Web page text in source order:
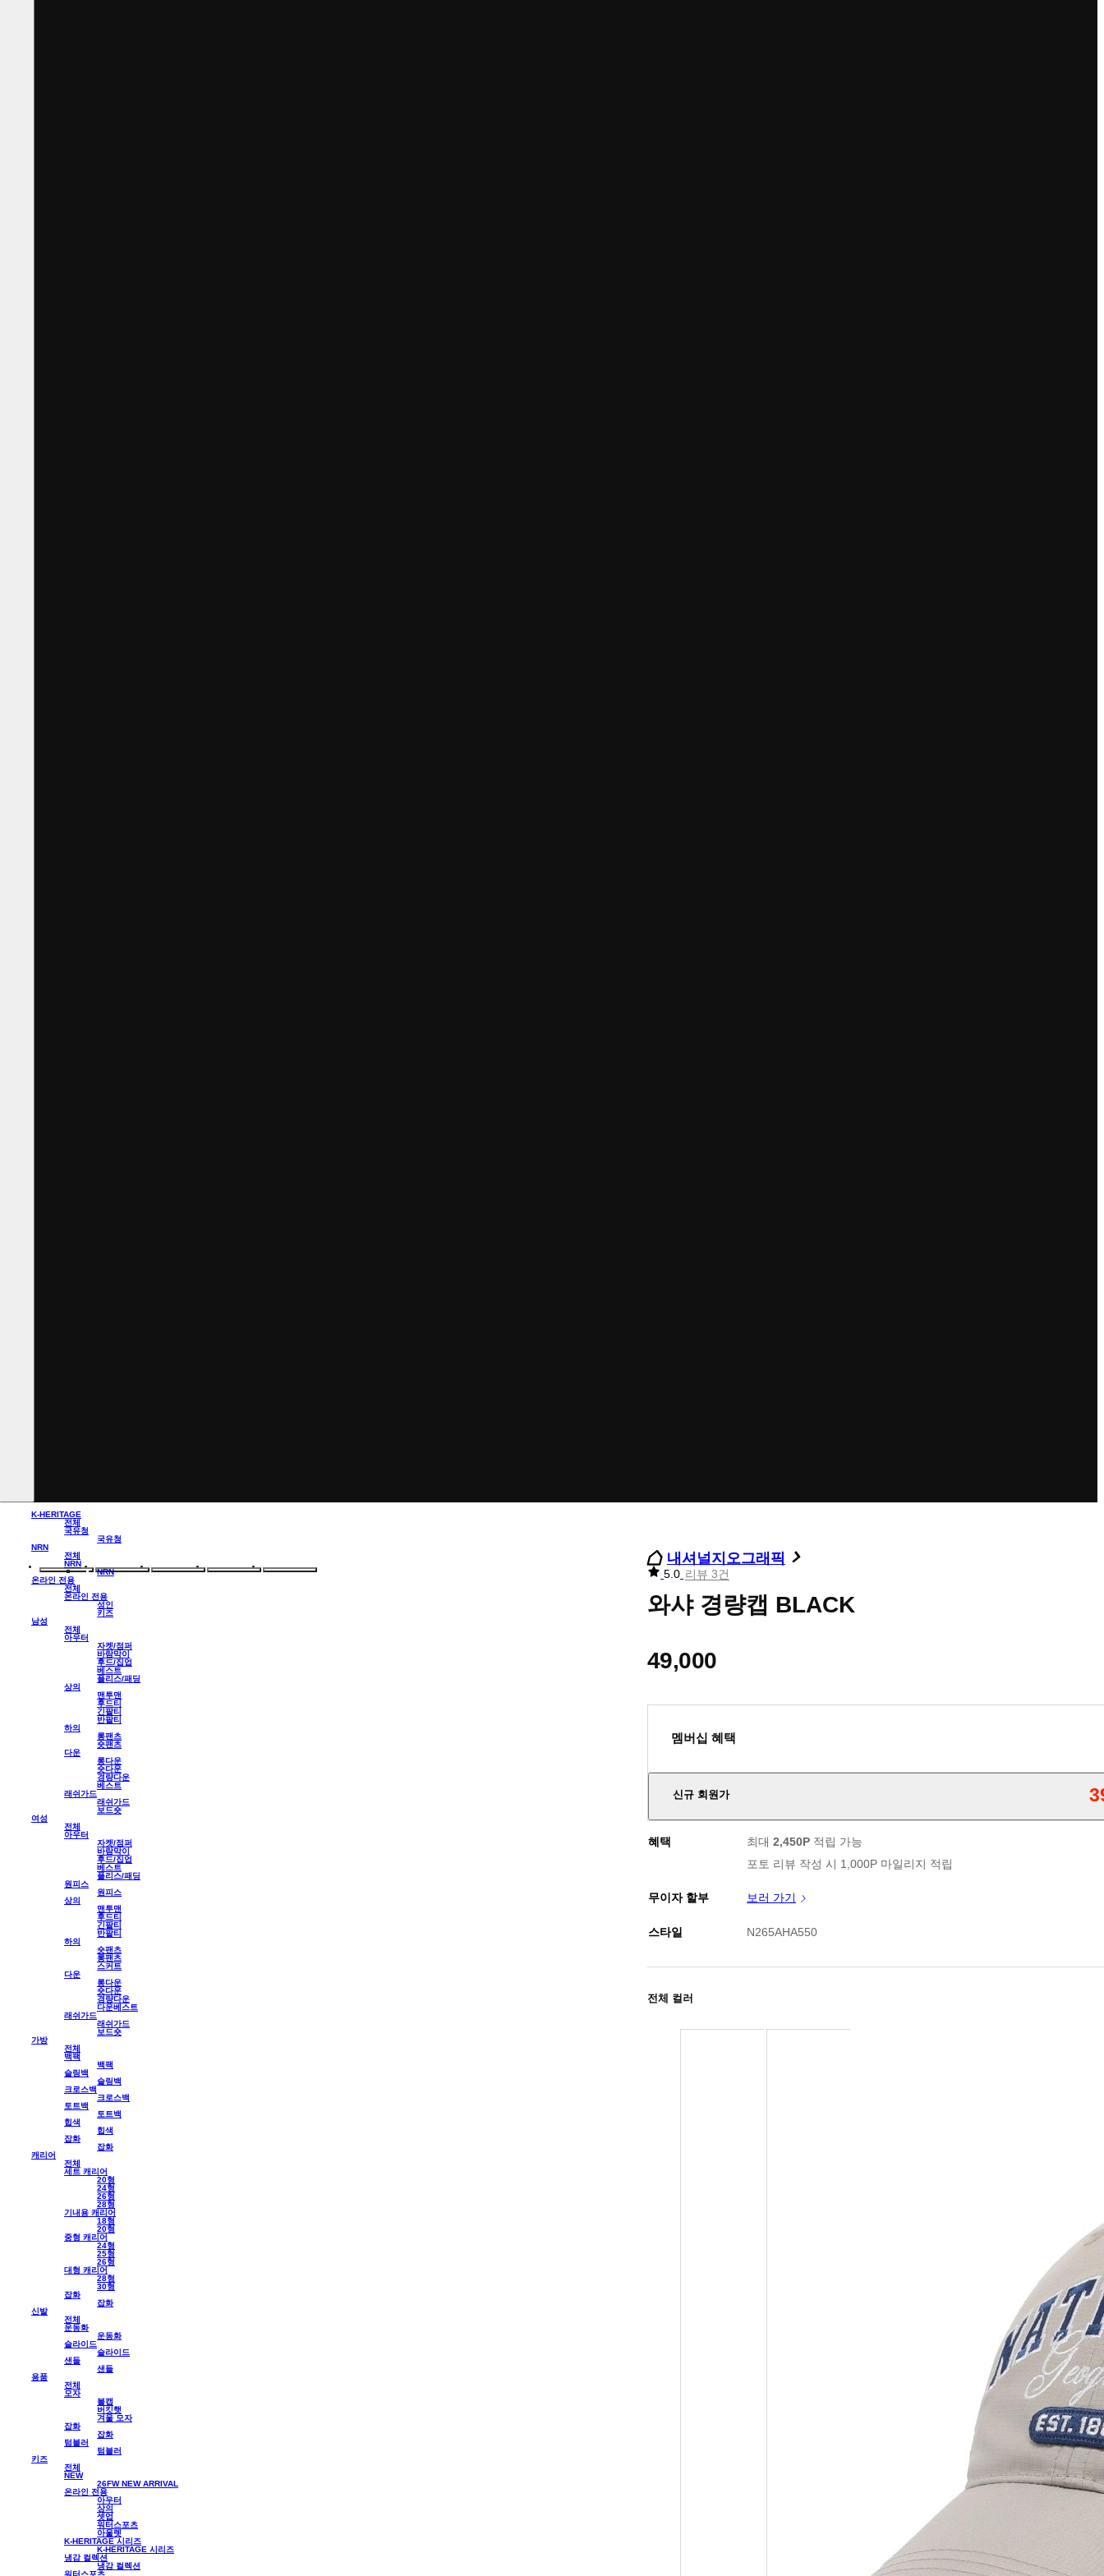
K-HERITAGE
전체
국유청
국유청
NRN
전체
NRN
NRN
온라인 전용
전체
온라인 전용
성인
키즈
남성
전체
아우터
자켓/점퍼
바람막이
후드/집업
베스트
플리스/패딩
상의
맨투맨
후드티
긴팔티
반팔티
하의
롱팬츠
숏팬츠
다운
롱다운
숏다운
경량다운
베스트
래쉬가드
래쉬가드
보드숏
여성
전체
아우터
자켓/점퍼
바람막이
후드/집업
베스트
플리스/패딩
원피스
원피스
상의
맨투맨
후드티
긴팔티
반팔티
하의
숏팬츠
롱팬츠
스커트
다운
롱다운
숏다운
경량다운
다운베스트
래쉬가드
래쉬가드
보드숏
가방
전체
백팩
백팩
슬링백
슬링백
크로스백
크로스백
토트백
토트백
힙색
힙색
잡화
잡화
캐리어
전체
세트 캐리어
20형
24형
26형
28형
기내용 캐리어
18형
20형
중형 캐리어
24형
25형
26형
대형 캐리어
28형
30형
잡화
잡화
신발
전체
운동화
운동화
슬라이드
슬라이드
샌들
샌들
용품
전체
모자
볼캡
버킷햇
겨울 모자
잡화
잡화
텀블러
텀블러
키즈
전체
NEW
26FW NEW ARRIVAL
온라인 전용
아우터
상의
셋업
워터스포츠
아울렛
K-HERITAGE 시리즈
K-HERITAGE 시리즈
냉감 컬렉션
냉감 컬렉션
워터스포츠
내셔널지오그래픽
리
별
점
5.0 리뷰 3건
와샤 경량캡 BLACK
49,000
멤버십 혜택
신규 회원가
판매가
신규 가입 쿠폰 1만원(3만원 이상 구매시)
혜택 최대 2,450P 적립 가능
포토 리뷰 작성 시 1,000P 마일리지 적립
무이자 할부 보러 가기
스타일 N265AHA550
전체 컬러